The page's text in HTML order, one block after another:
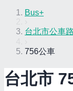
Bus+
台北市公車
756公車
台北市